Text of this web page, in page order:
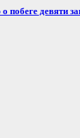
девяти